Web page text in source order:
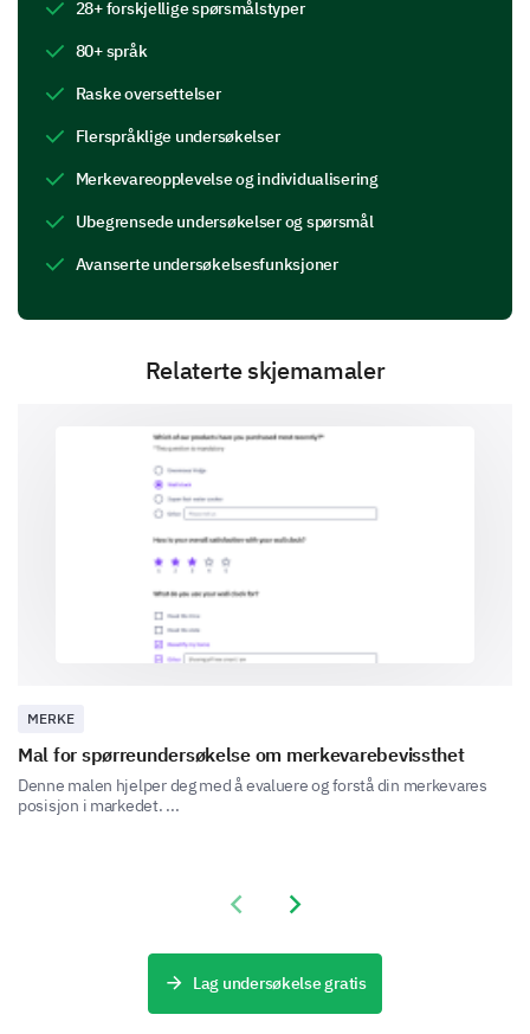
our brand? (Choose up to 3)
Quality
Innovation
28+ forskjellige spørsmålstyper
80+ språk
Raske oversettelser
Flerspråklige undersøkelser
Merkevareopplevelse og individualisering
Ubegrensede undersøkelser og spørsmål
Avanserte undersøkelsesfunksjoner
Relaterte skjemamaler
MERKE
Mal for spørreundersøkelse om merkevarebevissthet
Denne malen hjelper deg med å evaluere og forstå din merkevares
posisjon i markedet. ...
Previous slide
Next slide
Lag undersøkelse gratis